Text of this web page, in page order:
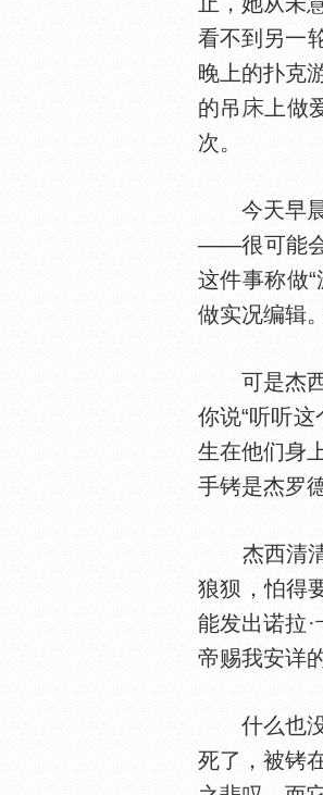
看不到另一
晚上的扑克
的吊
上做
次。
今天早晨
——很可能会
这件事称做
做实况编辑
可是杰西
你说“听听这
生在他们身
手铐是杰罗
杰西清清
狼狈，怕得
能发出诺拉
帝赐我安详
什么也没
死了，被铐